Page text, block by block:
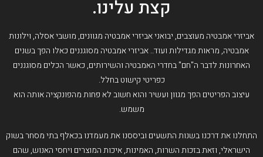
קצת עלינו.
אביזרי אמבטיה מעוצבים, יבואני אביזרי אמבטיה מגוונים, מושבי אסלה, וילונות
אמבטיה, מראות מגדילות ועוד.. אביזרי אמבטיה מסוגננים כאלו הפך בשנים
האחרונות לדבר ה"חם" בחדרי האמבטיה והשירותים, כאשר הכלים מסוגננים
כפריטי קישוט בחלל.
עיצוב הפריטים הפך מגוון ועשיר והוא חשוב לא פחות מהפונקציה אותה הוא
משמש.
התחלנו את דרכנו בשנות התשעים וביססנו את מעמדנו בכאלף בתי מסחר בשוק
הישראלי, וזאת בזכות השרות, האמינות, איכות המוצרים ויחסי האנוש, שהם